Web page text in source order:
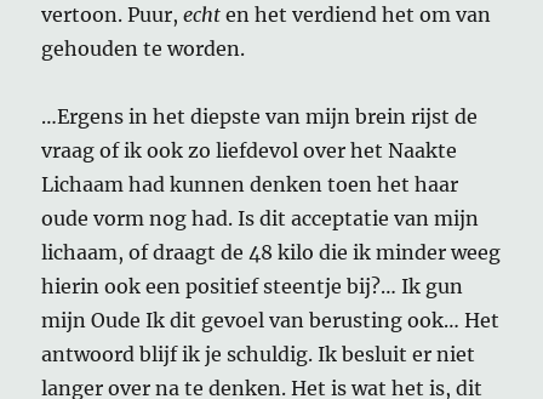
vertoon. Puur,echten het verdiend het om van
gehouden te worden.
…Ergens in het diepste van mijn brein rijst de
vraag of ik ook zo liefdevol over het Naakte
Lichaam had kunnen denken toen het haar
oude vorm nog had. Is dit acceptatie van mijn
lichaam, of draagt de 48 kilo die ik minder weeg
hierin ook een positief steentje bij?… Ik gun
mijn Oude Ik dit gevoel van berusting ook… Het
antwoord blijf ik je schuldig. Ik besluit er niet
langer over na te denken. Het is wat het is, dit